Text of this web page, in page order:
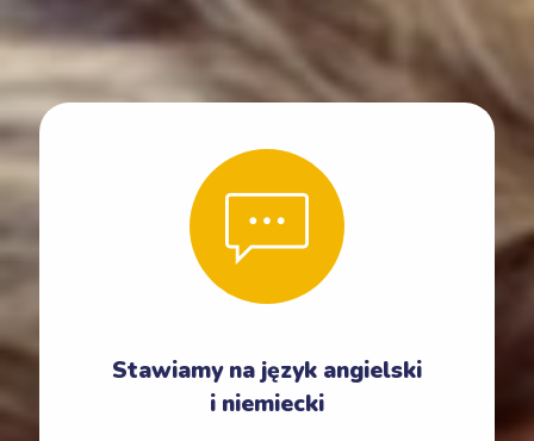
Stawiamy na język angielski
i niemiecki